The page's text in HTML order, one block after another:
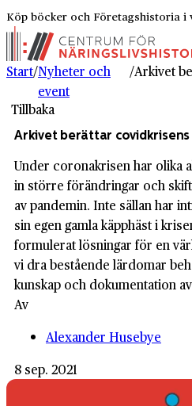
Köp böcker och Företagshistoria i
Start/Nyheter och
event
/
Tillbaka
Arkivet berättar
Under coronakrisen har olika
in större förändringar och
av pandemin. Inte sällan har
sin egen gamla käpphäst i
formulerat lösningar för en
vi dra bestående lärdomar
kunskap och dokumentation
Av
Alexander Husebye
8 sep. 2021